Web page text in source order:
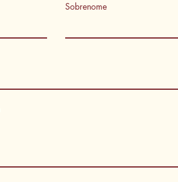
Sobrenome